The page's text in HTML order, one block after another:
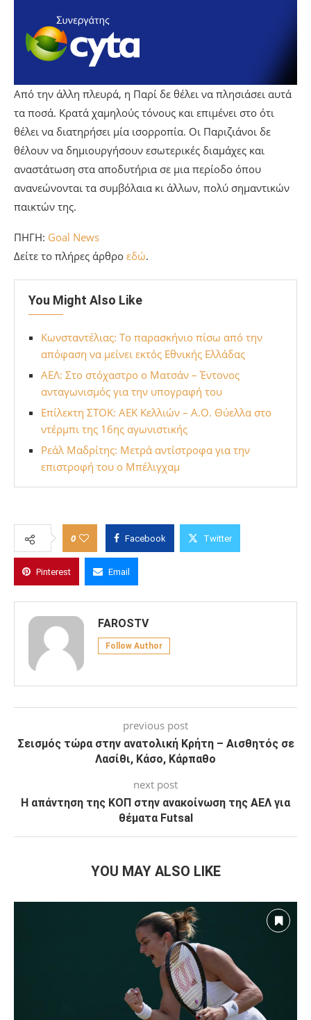
Από την άλλη πλευρά, η Παρί δε θέλει να πλησιάσει αυτά
τα ποσά. Κρατά χαμηλούς τόνους και επιμένει στο ότι
θέλει να διατηρήσει μία ισορροπία. Οι Παριζιάνοι δε
θέλουν να δημιουργήσουν εσωτερικές διαμάχες και
αναστάτωση στα αποδυτήρια σε μια περίοδο όπου
ανανεώνονται τα συμβόλαια κι άλλων, πολύ σημαντικών
παικτών της.
ΠΗΓΗ: Goal News
Δείτε το πλήρες άρθρο εδώ.
You Might Also Like
Κωνσταντέλιας: Το παρασκήνιο πίσω από την
απόφαση να μείνει εκτός Εθνικής Ελλάδας
ΑΕΛ: Στο στόχαστρο ο Ματσάν – Έντονος
ανταγωνισμός για την υπογραφή του
Επίλεκτη ΣΤΟΚ: ΑΕΚ Κελλιών – Α.Ο. Θύελλα στο
ντέρμπι της 16ης αγωνιστικής
Ρεάλ Μαδρίτης: Μετρά αντίστροφα για την
επιστροφή του ο Μπέλιγχαμ
0 Facebook Twitter
Pinterest Email
FAROSTV
Follow Author
previous post
Σεισμός τώρα στην ανατολική Κρήτη – Αισθητός σε
Λασίθι, Κάσο, Κάρπαθο
next post
Η απάντηση της ΚΟΠ στην ανακοίνωση της ΑΕΛ για
θέματα Futsal
YOU MAY ALSO LIKE